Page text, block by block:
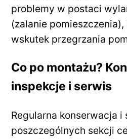
problemy w postaci
(zalanie
wskutek przegrzania
Co po montażu?
inspekcje i serwis
Regularna konserwacja i
poszczególnych sekcji